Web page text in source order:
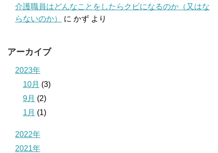
介護職員はどんなことをしたらクビになるのか（又はな
らないのか）
に かず より
アーカイブ
2023年
10月 (3)
9月 (2)
1月 (1)
2022年
2021年